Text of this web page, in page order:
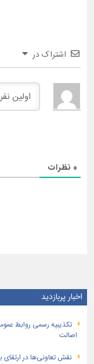
اشتراک در
0 نظرات
اخبار پربازدید
تكذیبیه رسمی روابط
اصالت
نقش تعاونی‌ها در